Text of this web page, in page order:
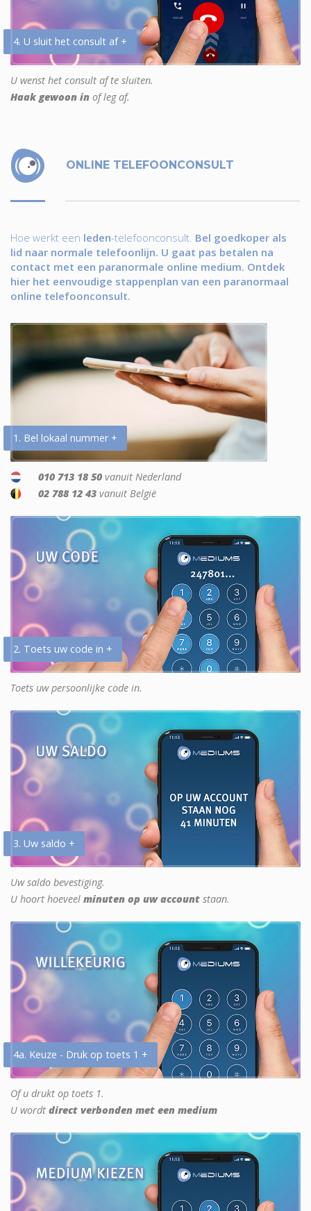
4. U sluit het consult af +
U wenst het consult af te sluiten.
Haak gewoon in of leg af.
ONLINE TELEFOONCONSULT
Hoe werkt een leden-telefoonconsult. Bel goedkoper als
lid naar normale telefoonlijn. U gaat pas betalen na
contact met een paranormale online medium. Ontdek
hier het eenvoudige stappenplan van een paranormaal
online telefoonconsult.
1. Bel lokaal nummer +
010 713 18 50 vanuit Nederland
02 788 12 43 vanuit België
2. Toets uw code in +
Toets uw persoonlijke code in.
3. Uw saldo +
Uw saldo bevestiging.
U hoort hoeveel minuten op uw account staan.
4a. Keuze - Druk op toets 1 +
Of u drukt op toets 1.
U wordt direct verbonden met een medium